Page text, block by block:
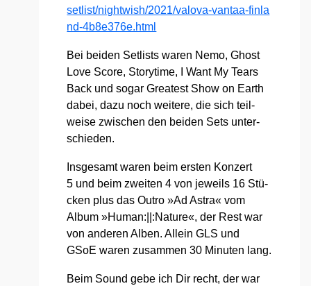
s​e​t​l​i​s​t​/​n​i​g​h​t​w​i​s​h​/​2​0​2​1​/​v​a​l​o​v​a​-​v​a​n​t​a​a​-​f​i​n​l​a​
n​d​-​4​b​8​e​3​7​6​e​.​h​tml
Bei bei­den Set­lists waren Nemo, Ghost
Love Score, Sto­ry­ti­me, I Want My Tears
Back und sogar Grea­test Show on Earth
dabei, dazu noch wei­te­re, die sich teil­
wei­se zwi­schen den bei­den Sets unter­
schie­den.
Ins­ge­samt waren beim ers­ten Kon­zert
5 und beim zwei­ten 4 von jeweils 16 Stü­
cken plus das Out­ro »Ad Astra« vom
Album »Human:||:Nature«, der Rest war
von ande­ren Alben. Allein GLS und
GSoE waren zusam­men 30 Minu­ten lang.
Beim Sound gebe ich Dir recht, der war